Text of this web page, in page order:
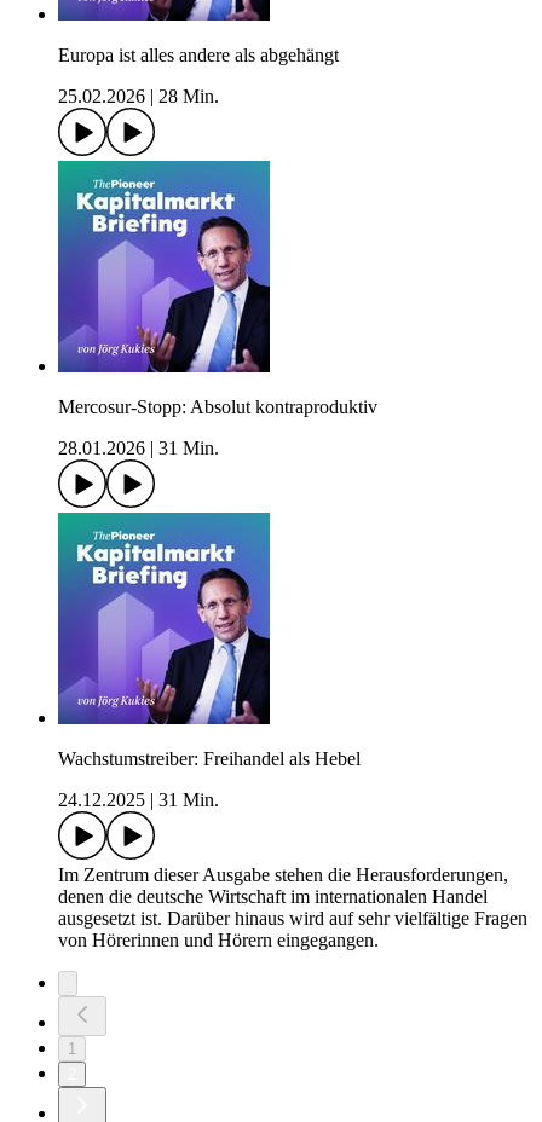
Europa ist alles andere als abgehängt
25.02.2026
28 Min.
Mercosur-Stopp: Absolut kontraproduktiv
28.01.2026
31 Min.
Wachstumstreiber: Freihandel als Hebel
24.12.2025
31 Min.
Im Zentrum dieser Ausgabe stehen die Herausforderungen,
denen die deutsche Wirtschaft im internationalen Handel
ausgesetzt ist. Darüber hinaus wird auf sehr vielfältige Fragen
von Hörerinnen und Hörern eingegangen.
1